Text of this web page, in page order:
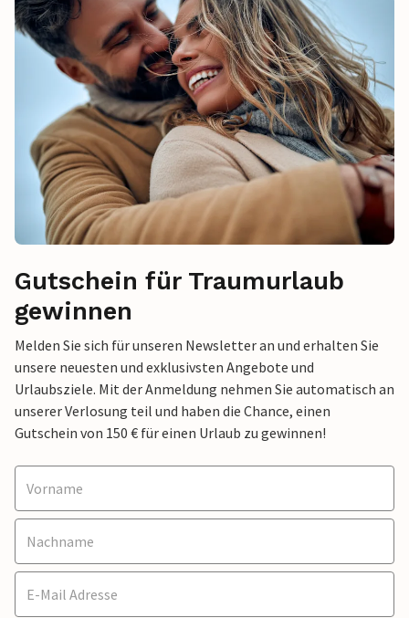
Gutschein für Traumurlaub
gewinnen
Melden Sie sich für unseren Newsletter an und erhalten Sie
unsere neuesten und exklusivsten Angebote und
Urlaubsziele. Mit der Anmeldung nehmen Sie automatisch an
unserer Verlosung teil und haben die Chance, einen
Gutschein von 150 € für einen Urlaub zu gewinnen!